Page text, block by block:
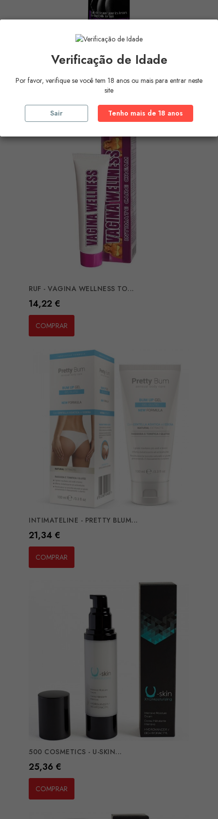
RUF - PERFECT BUTT - BUTT...
RUF - VAGINA WELLNESS TO...
Preço
14,22 €
COMPRAR
INTIMATELINE - PRETTY BLUM...
Preço
21,34 €
COMPRAR
500 COSMETICS - U-SKIN...
Preço
25,36 €
COMPRAR
Verificação de Idade
Por favor, verifique se você tem 18 anos ou mais para entrar neste
site
Sair Tenho mais de 18 anos